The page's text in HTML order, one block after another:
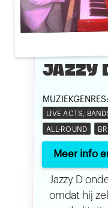
JAZZY
MUZIEKGENRES:
LIVE ACTS,
ALL-ROUND
Meer info
Jazzy D
omdat hij